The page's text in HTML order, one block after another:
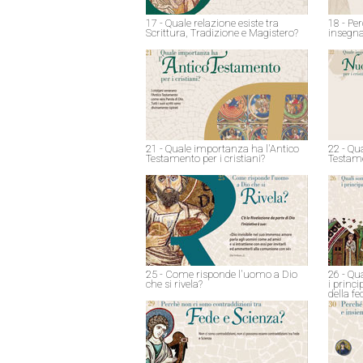
17 - Quale relazione esiste tra
Scrittura, Tradizione e Magistero?
18 -
21 - Quale importanza ha l'Antico
Testamento per i cristiani?
22 -
25 - Come risponde l'uomo a Dio
che si rivela?
26 -
i
della